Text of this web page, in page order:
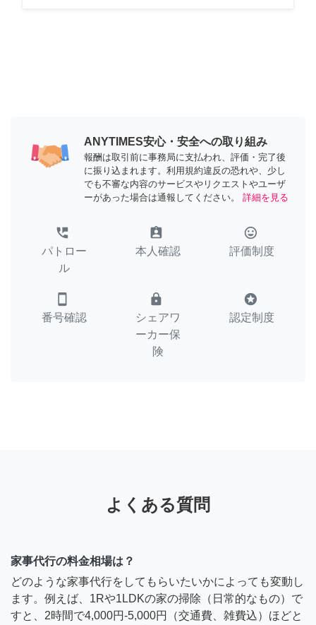
ANYTIMES安心・安全への取り組み
報酬は取引前に事務局に支払われ、評価・完了後
に振り込まれます。利用規約違反の恐れや、少し
でも不審な内容のサービスやリクエストやユーザ
ーがあった場合は通報してください。
詳細を見る
perm_phone_msg
パトロー
ル
assignment_ind
本人確認
tag_faces
評価制度
smartphone
番号確認
lock
シェアワ
ーカー保
険
stars
認定制度
よくある質問
家事代行の料金相場は？
どのような家事代行をしてもらいたいかによっても変動し
ます。例えば、1Rや1LDKの家の掃除（日常的なもの）で
すと、2時間で4,000円-5,000円（交通費、雑費込）ほどと